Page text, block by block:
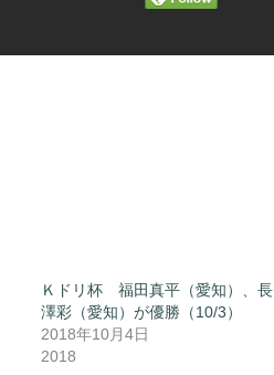
Ｋドリ杯 福田真平（愛知）、長
澤彩（愛知）が優勝（10/3）
2018年10月4日
2018